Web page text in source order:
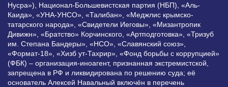
Нусра»), Национал-Большевистская партия (НБП), «Аль-
Каида», «УНА-УНСО», «Талибан», «Меджлис крымско-
татарского народа», «Свидетели Иеговы», «Мизантропик
Дивижн», «Братство» Корчинского, «Артподготовка», «Тризуб
им. Степана Бандеры», «НСО», «Славянский союз»,
«Формат-18», «Хизб ут-Тахрир», «Фонд борьбы с коррупцией»
(ФБК) – организация-иноагент, признанная экстремистской,
запрещена в РФ и ликвидирована по решению суда; её
основатель Алексей Навальный включён в перечень